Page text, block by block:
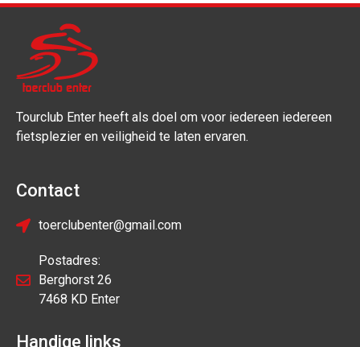
Tourclub Enter heeft als doel om voor iedereen iedereen
fietsplezier en veiligheid te laten ervaren.
Contact
toerclubenter@gmail.com
Postadres:
Berghorst 26
7468 KD Enter
Handige links